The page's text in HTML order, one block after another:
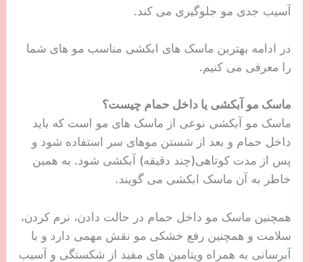
آسیب جدی مو جلوگیری می کند.
در ادامه بهترین ماسک های ابکشی مناسب مو های شما
را معرفی می کنیم.
ماسک مو آبکشی یا داخل حمام چیست؟
ماسک مو آبکشی نوعی از ماسک های مو است که باید
داخل حمام و بعد از شستن موهای سر استفاده شود و
پس از مدت کوتاهی(چند دقیقه) آبکشی شود. به همین
خاطر به آن ماسک ابکشی می گویند.
همچنین ماسک مو داخل حمام در حالت دادن، نرم کردن،
سلامت و همچنین رفع خشکی مو نقش مهمی دارد و با
آبرسانی به همراه ویتامین های مفید از شکستگی و آسیب